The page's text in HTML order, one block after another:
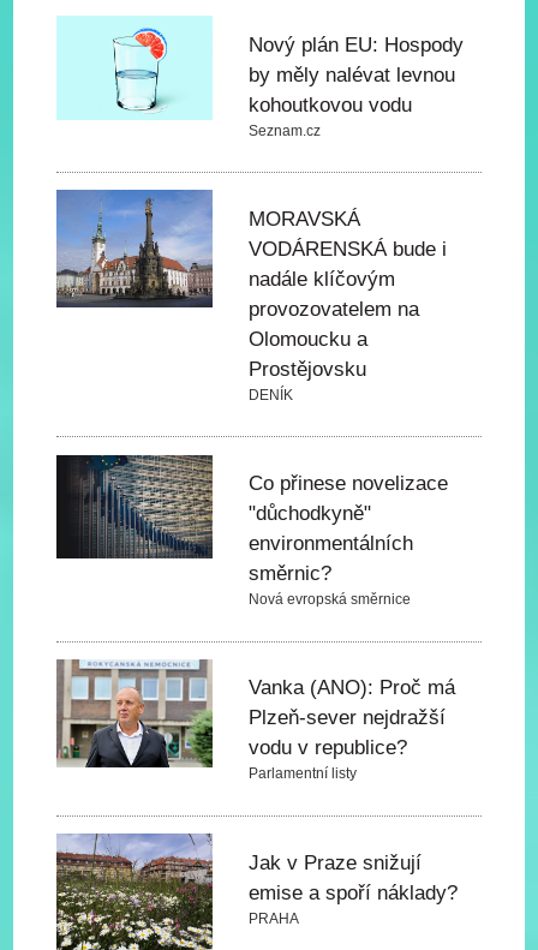
Nový plán EU: Hospody
by měly nalévat levnou
kohoutkovou vodu
Seznam.cz
MORAVSKÁ
VODÁRENSKÁ bude i
nadále klíčovým
provozovatelem na
Olomoucku a
Prostějovsku
DENÍK
Co přinese novelizace
"důchodkyně"
environmentálních
směrnic?
Nová evropská směrnice
Vanka (ANO): Proč má
Plzeň-sever nejdražší
vodu v republice?
Parlamentní listy
Jak v Praze snižují
emise a spoří náklady?
PRAHA